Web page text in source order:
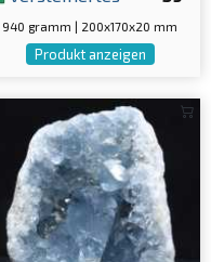
940 gramm | 200x170x20 mm
Produkt anzeigen